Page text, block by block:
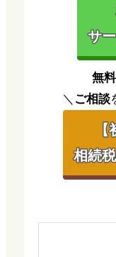
サ
無
＼ ご相談
相続